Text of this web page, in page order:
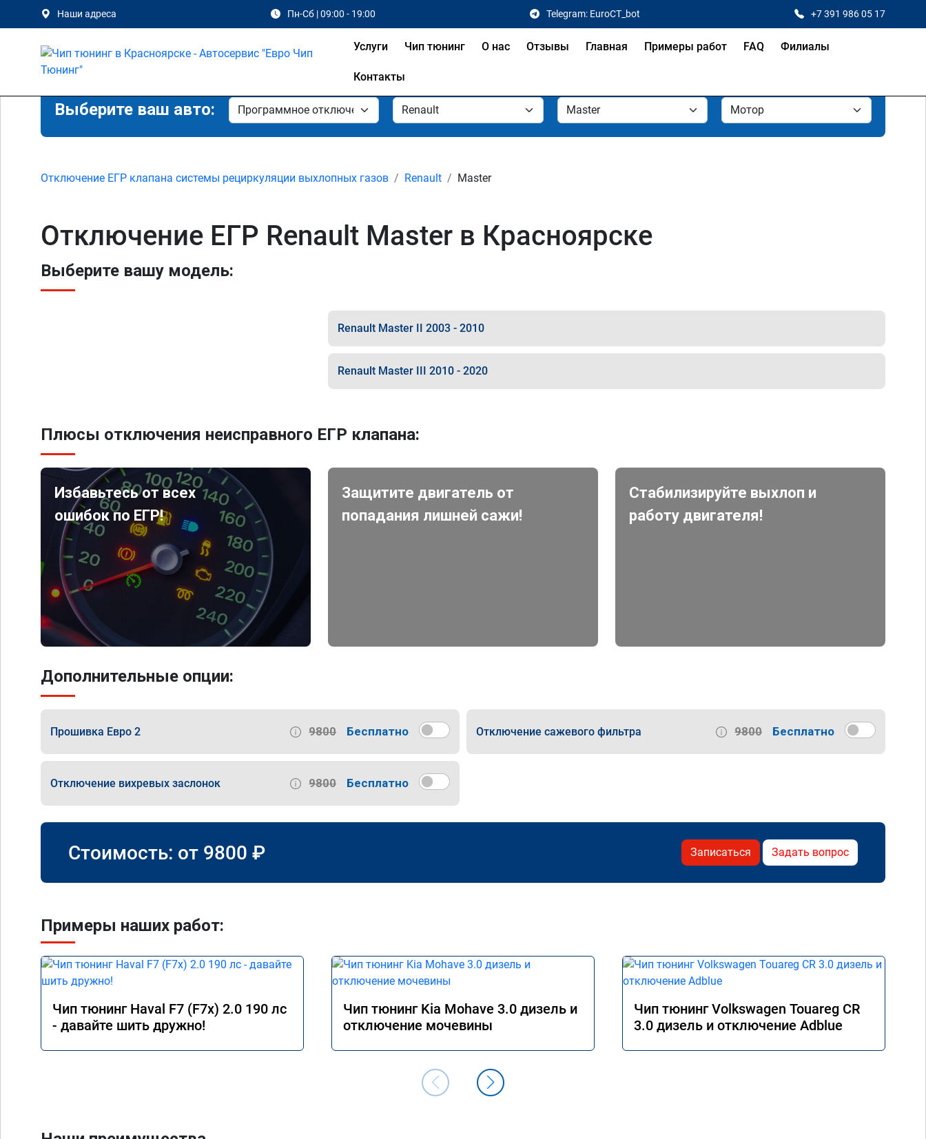
Наши адреса Пн-Сб | 09:00 - 19:00 Telegram: EuroCT_bot +7 391 986 05 17
Услуги Чип тюнинг О нас Отзывы Главная Примеры работ FAQ Филиалы
Контакты
Выберите ваш авто:
Отключение ЕГР клапана системы рециркуляции выхлопных газов Renault Master
Отключение ЕГР Renault Master в Красноярске
Выберите вашу модель:
Renault Master II 2003 - 2010
Renault Master III 2010 - 2020
Плюсы отключения неисправного ЕГР клапана:
Избавьтесь от всех
ошибок по ЕГР!
Защитите двигатель от
попадания лишней сажи!
Стабилизируйте выхлоп и
работу двигателя!
Дополнительные опции:
Прошивка Евро 2 9800 Бесплатно Отключение сажевого фильтра 9800 Бесплатно
Отключение вихревых заслонок 9800 Бесплатно
Стоимость: от 9800 ₽ Записаться Задать вопрос
Примеры наших работ:
Чип тюнинг Haval F7 (F7x) 2.0 190 лс
- давайте шить дружно!
Чип тюнинг Kia Mohave 3.0 дизель и
отключение мочевины
Чип тюнинг Volkswagen Touareg CR
3.0 дизель и отключение Adblue